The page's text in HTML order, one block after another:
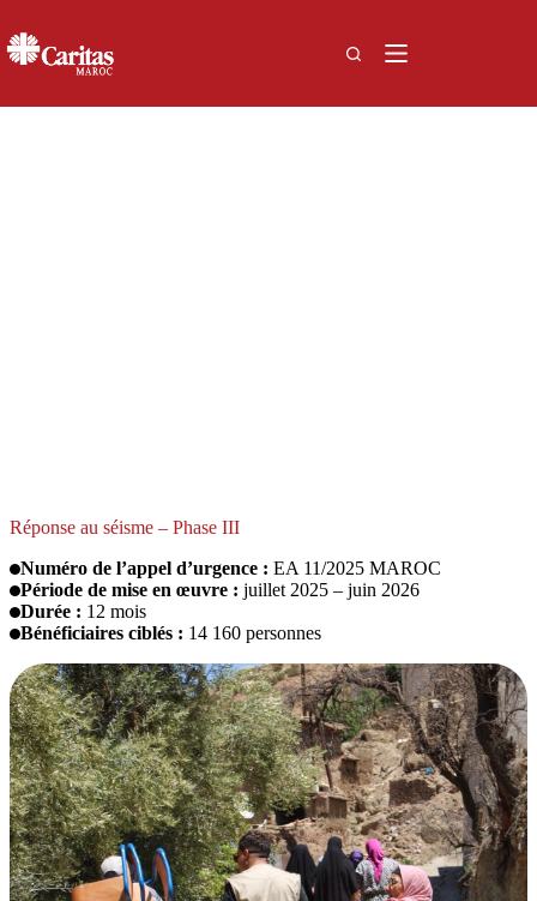
au
contenu
Réponse au séisme – Phase III
Numéro de l’appel d’urgence : EA 11/2025 MAROC
Période de mise en œuvre : juillet 2025 – juin 2026
Durée : 12 mois
Bénéficiaires ciblés : 14 160 personnes